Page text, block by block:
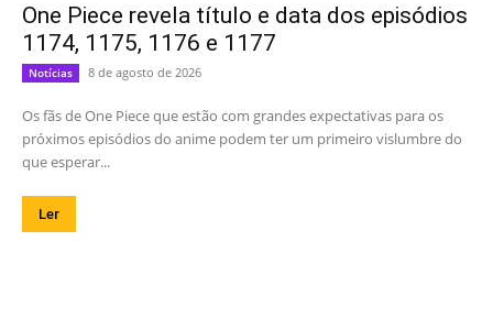
One Piece revela título e data dos episódios
1174, 1175, 1176 e 1177
Notícias 8 de agosto de 2026
Os fãs de One Piece que estão com grandes expectativas para os
próximos episódios do anime podem ter um primeiro vislumbre do
que esperar...
Ler